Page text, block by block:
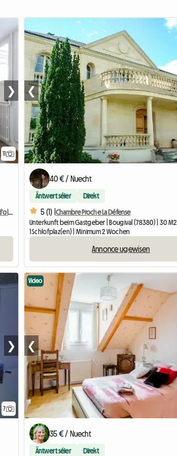
11
❯
Grande Chambre Dans Cosy Coloc #5 New York près d'olry
❮
40 € / Nuecht
Äntwert séier Direkt
5 (1) | Chambre Proche La Défense
Unterkunft beim Gastgeber | Bougival (78380) | 30 M2
1 Schlofplaz(en) | Minimum 2 Wochen
Annonce ugewisen
7
❯
Video
❮
35 € / Nuecht
Äntwert séier Direkt